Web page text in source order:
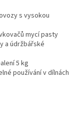
s vysokou
mycí pasty
a údržbářské
5 kg
používání v dílnách